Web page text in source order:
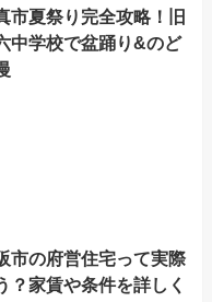
市夏祭り完全攻略！旧
中学校で盆踊り&のど
市の府営住宅って実際
？家賃や条件を詳しく